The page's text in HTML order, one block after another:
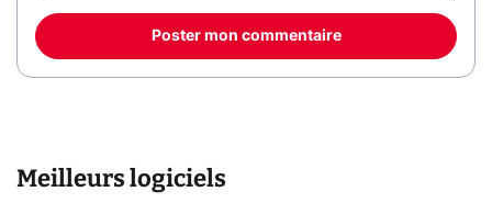
Poster mon commentaire
Meilleurs logiciels